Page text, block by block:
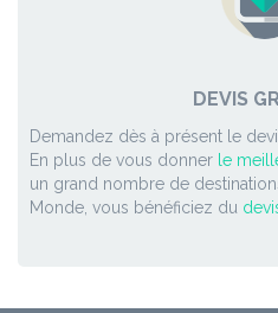
DEVIS
Demandez dès à présent le
En plus de vous donner le
un grand nombre de
Monde, vous bénéficiez du